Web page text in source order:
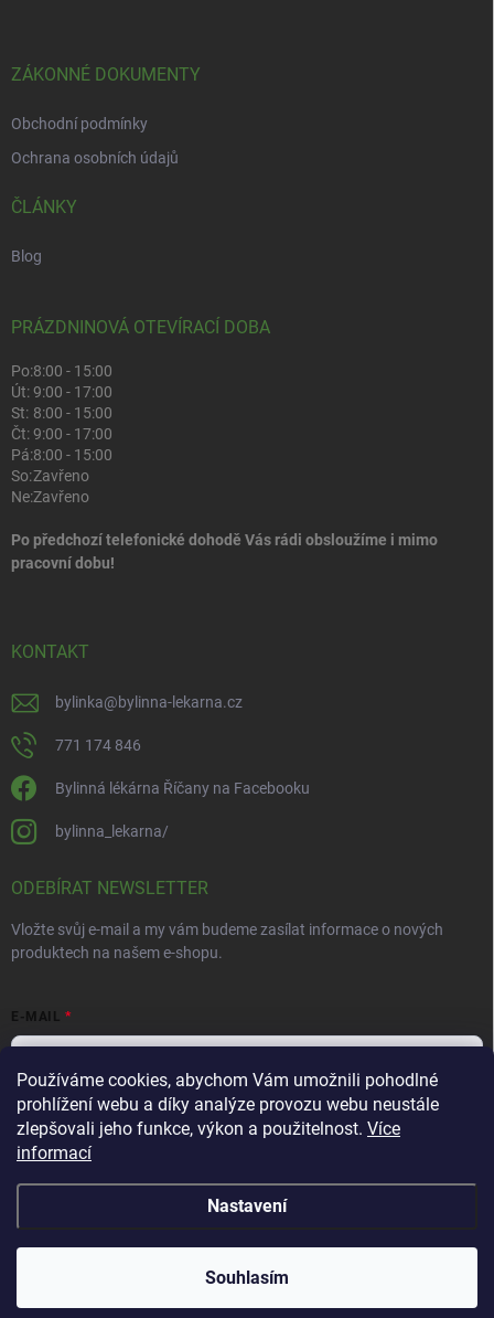
Používáme cookies, abychom Vám umožnili pohodlné
prohlížení webu a díky analýze provozu webu neustále
zlepšovali jeho funkce, výkon a použitelnost. Více
informací
Nastavení
Souhlasím
ZÁKONNÉ DOKUMENTY
Obchodní podmínky
Ochrana osobních údajů
ČLÁNKY
Blog
PRÁZDNINOVÁ OTEVÍRACÍ DOBA
Po:8:00 - 15:00
Út:9:00 - 17:00
St: 8:00 - 15:00
Čt:9:00 - 17:00
Pá:8:00 - 15:00
So:Zavřeno
Ne:Zavřeno
Po předchozí telefonické dohodě Vás rádi obsloužíme i mimo
pracovní dobu!
KONTAKT
bylinka@bylinna-lekarna.cz
771 174 846
Bylinná lékárna Říčany na Facebooku
bylinna_lekarna/
ODEBÍRAT NEWSLETTER
Vložte svůj e-mail a my vám budeme zasílat informace o nových
produktech na našem e-shopu.
E-MAIL
Vložením e-mailu souhlasíte spodmínkami ochrany osobních údajů
Přihlásit se
Bylinná lékárna . Všechna práva vyhrazena.